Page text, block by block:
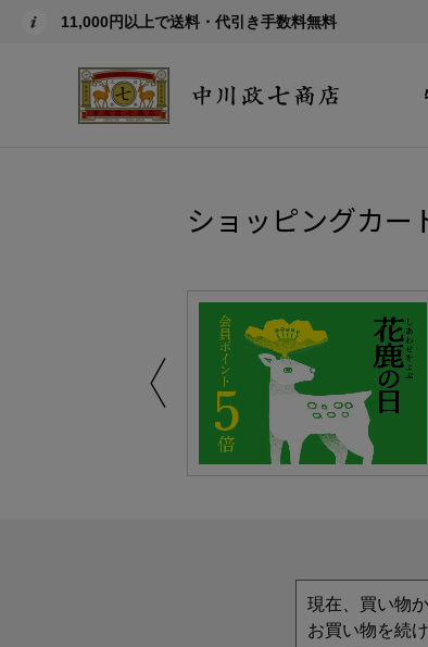
11,000円以上で送料・代引き手数料無料
ショッピングカー
現在、買い物
お買い物を続